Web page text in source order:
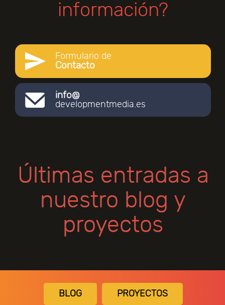
información?
Formulario de
Contacto
info@
developmentmedia.es
Últimas entradas a
nuestro blog y
proyectos
BLOG PROYECTOS